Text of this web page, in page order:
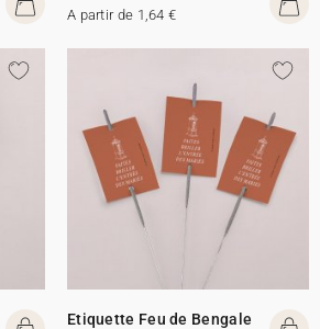
A partir de 1,64 €
Etiquette Feu de Bengale